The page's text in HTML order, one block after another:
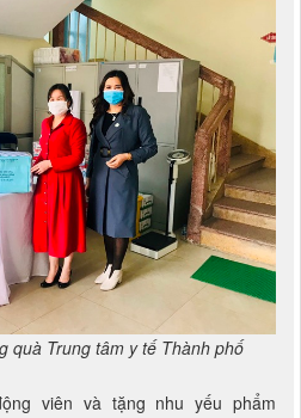
quà Trung tâm y tế Thành phố
viên và tặng nhu yếu phẩm